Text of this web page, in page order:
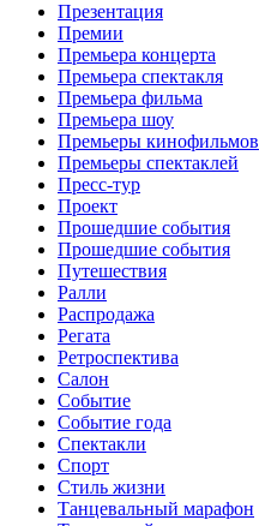
Презентация
Премии
Премьера концерта
Премьера спектакля
Премьера фильма
Премьера шоу
Премьеры кинофильмов
Премьеры спектаклей
Пресс-тур
Проект
Прошедшие события
Прошедшие события
Путешествия
Ралли
Распродажа
Регата
Ретроспектива
Салон
Событие
Событие года
Спектакли
Спорт
Стиль жизни
Танцевальный марафон